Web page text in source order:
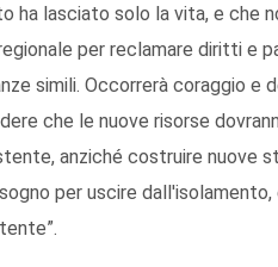
ha lasciato solo la vita, e che
per reclamare diritti e
simili. Occorrerà coraggio e
che le nuove risorse
anziché costruire nuove
per uscire